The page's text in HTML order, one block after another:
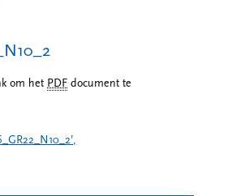
om hetPDF document te